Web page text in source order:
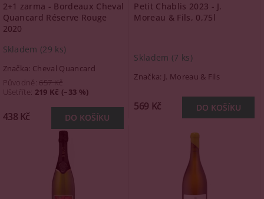
2+1 zarma - Bordeaux Cheval
Quancard Réserve Rouge
2020
Skladem (29 ks)
Značka: Cheval Quancard
Původně:657 Kč
Ušetříte: 219 Kč (–33 %)
438 Kč
Petit Chablis 2023 - J.
Moreau & Fils, 0,75l
Skladem (7 ks)
Značka: J. Moreau & Fils
569 Kč